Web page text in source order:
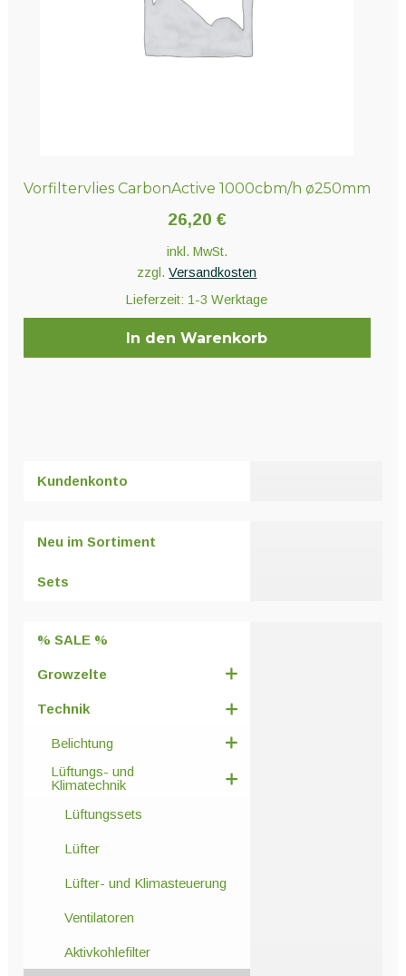
Vorfiltervlies CarbonActive 1000cbm/h ø250mm
26,20 €
inkl. MwSt.
zzgl.Versandkosten
Lieferzeit: 1-3 Werktage
In den Warenkorb
Kundenkonto
Neu im Sortiment
Sets
% SALE %
Growzelte
Technik
Belichtung
Lüftungs- und
Klimatechnik
Lüftungssets
Lüfter
Lüfter- und Klimasteuerung
Ventilatoren
Aktivkohlefilter